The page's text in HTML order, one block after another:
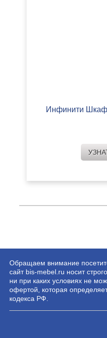
Инфинити
Обращаем внимание
сайт bis-mebel.ru носит
ни при каких условиях не
офертой, которая
кодекса РФ.